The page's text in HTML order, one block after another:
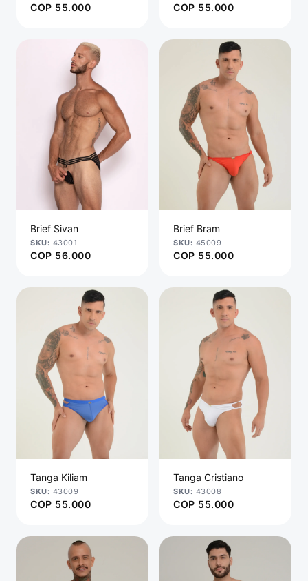
COP 55.000 COP 55.000
Brief Sivan
43001
COP 56.000
Brief Bram
45009
COP 55.000
Tanga Kiliam
43009
COP 55.000
Tanga Cristiano
43008
COP 55.000